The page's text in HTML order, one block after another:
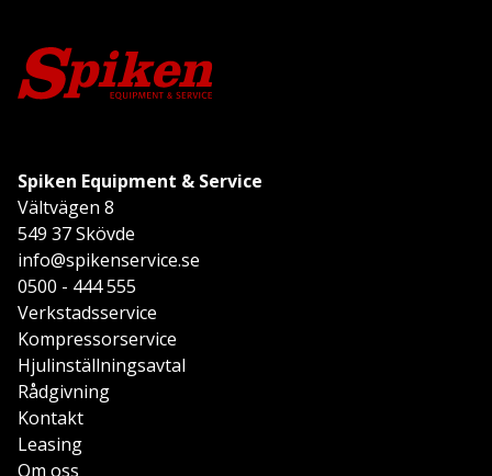
Spiken Equipment & Service
Vältvägen 8
549 37 Skövde
info@spikenservice.se
0500 - 444 555
Verkstadsservice
Kompressorservice
Hjulinställningsavtal
Rådgivning
Kontakt
Leasing
Om oss